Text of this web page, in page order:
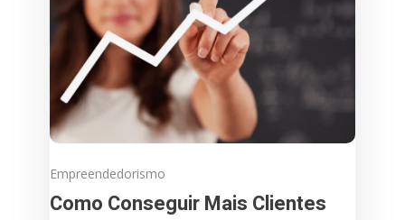
Empreendedorismo
Como Conseguir Mais Clientes